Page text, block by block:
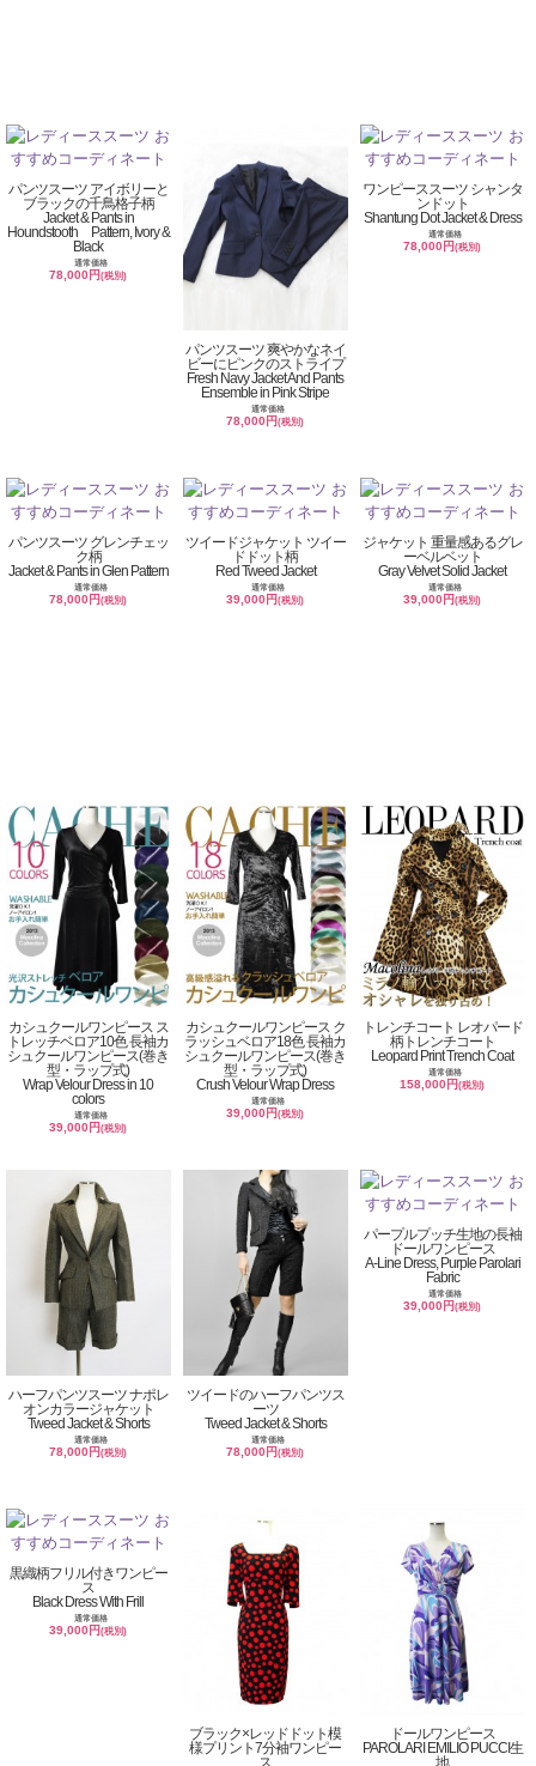
パンツスーツ アイボリーと
ブラックの千鳥格子柄
Jacket & Pants in
Houndstooth Pattern, Ivory &
Black
通常価格
78,000円(税別)
パンツスーツ 爽やかなネイ
ビーにピンクのストライプ
Fresh Navy Jacket And Pants
Ensemble in Pink Stripe
通常価格
78,000円(税別)
ワンピーススーツ シャンタ
ンドット
Shantung Dot Jacket & Dress
通常価格
78,000円(税別)
パンツスーツ グレンチェッ
ク柄
Jacket & Pants in Glen Pattern
通常価格
78,000円(税別)
ツイードジャケット ツイー
ドドット柄
Red Tweed Jacket
通常価格
39,000円(税別)
ジャケット 重量感あるグレ
ーベルベット
Gray Velvet Solid Jacket
通常価格
39,000円(税別)
カシュクールワンピース ス
トレッチベロア10色 長袖カ
シュクールワンピース(巻き
型・ラップ式)
Wrap Velour Dress in 10
colors
通常価格
39,000円(税別)
カシュクールワンピース ク
ラッシュベロア18色 長袖カ
シュクールワンピース(巻き
型・ラップ式)
Crush Velour Wrap Dress
通常価格
39,000円(税別)
トレンチコート レオパード
柄トレンチコート
Leopard Print Trench Coat
通常価格
158,000円(税別)
ハーフパンツスーツ ナポレ
オンカラージャケット
Tweed Jacket & Shorts
通常価格
78,000円(税別)
ツイードのハーフパンツス
ーツ
Tweed Jacket & Shorts
通常価格
78,000円(税別)
パープルプッチ生地の長袖
ドールワンピース
A-Line Dress, Purple Parolari
Fabric
通常価格
39,000円(税別)
黒織柄フリル付きワンピー
ス
Black Dress With Frill
通常価格
39,000円(税別)
ブラック×レッドドット模
様プリント7分袖ワンピー
ス
ドールワンピース
PAROLARI EMILIO PUCCI生
地